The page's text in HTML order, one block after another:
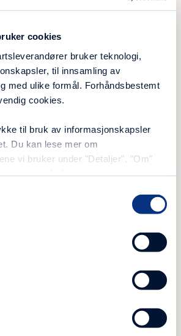
cookies
bruker teknologi,
til innsamling av
med ulike formål. Forhåndsbestemt
cookies.
til bruk av informasjonskapsler
Du kan lese mer om
vi bruker under "Detaljer", "Om"
tonn.
er stort. Linn Nordby Olsen Olsen
skipar sammen med Mette Lilleeng